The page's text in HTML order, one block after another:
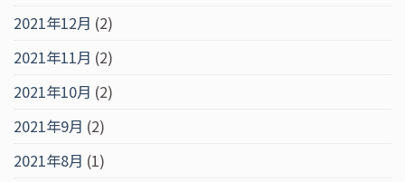
2021年12月 (2)
2021年11月 (2)
2021年10月 (2)
2021年9月 (2)
2021年8月 (1)